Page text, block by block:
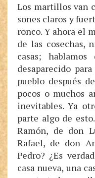
Los martillos van
sones claros y
ronco. Y ahora el
de las cosechas,
casas;
desaparecido
pueblo después
pocos o muchos
inevitables. Ya
parte algo de
Ramón, de don
Rafael, de don
Pedro? ¿Es
casa nueva, una